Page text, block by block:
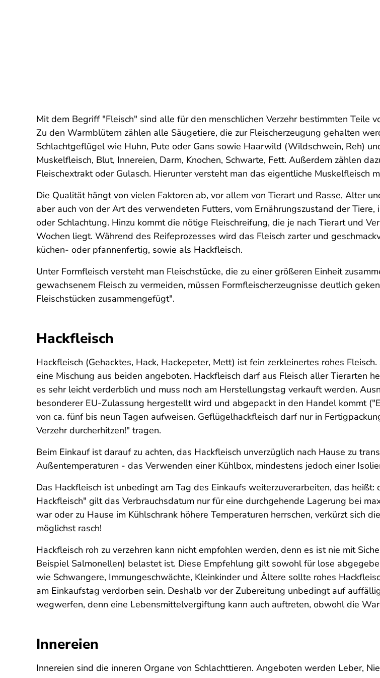
Mit dem Begriff "Fleisch" sind alle für den menschlichen Verzehr bestimmten Teile
Zu den Warmblütern zählen alle Säugetiere, die zur Fleischerzeugung gehalten
Schlachtgeflügel wie Huhn, Pute oder Gans sowie Haarwild (Wildschwein, Reh)
Muskelfleisch, Blut, Innereien, Darm, Knochen, Schwarte, Fett. Außerdem zählen
Fleischextrakt oder Gulasch. Hierunter versteht man das eigentliche Muskelfleisch
Die Qualität hängt von vielen Faktoren ab, vor allem von Tierart und Rasse, Alter
aber auch von der Art des verwendeten Futters, vom Ernährungszustand der
oder Schlachtung. Hinzu kommt die nötige Fleischreifung, die je nach Tierart und
Wochen liegt. Während des Reifeprozesses wird das Fleisch zarter und
küchen- oder pfannenfertig, sowie als Hackfleisch.
Unter Formfleisch versteht man Fleischstücke, die zu einer größeren Einheit
gewachsenem Fleisch zu vermeiden, müssen Formfleischerzeugnisse deutlich
Fleischstücken zusammengefügt".
Hackfleisch
Hackfleisch (Gehacktes, Hack, Hackepeter, Mett) ist fein zerkleinertes rohes
eine Mischung aus beiden angeboten. Hackfleisch darf aus Fleisch aller Tierarten
es sehr leicht verderblich und muss noch am Herstellungstag verkauft werden.
besonderer EU-Zulassung hergestellt wird und abgepackt in den Handel kommt
von ca. fünf bis neun Tagen aufweisen. Geflügelhackfleisch darf nur in
Verzehr durcherhitzen!" tragen.
Beim Einkauf ist darauf zu achten, das Hackfleisch unverzüglich nach Hause zu
Außentemperaturen - das Verwenden einer Kühlbox, mindestens jedoch einer
Das Hackfleisch ist unbedingt am Tag des Einkaufs weiterzuverarbeiten, das
Hackfleisch" gilt das Verbrauchsdatum nur für eine durchgehende Lagerung bei
war oder zu Hause im Kühlschrank höhere Temperaturen herrschen, verkürzt sich
möglichst rasch!
Hackfleisch roh zu verzehren kann nicht empfohlen werden, denn es ist nie mit
Beispiel Salmonellen) belastet ist. Diese Empfehlung gilt sowohl für lose
wie Schwangere, Immungeschwächte, Kleinkinder und Ältere sollte rohes
am Einkaufstag verdorben sein. Deshalb vor der Zubereitung unbedingt auf
wegwerfen, denn eine Lebensmittelvergiftung kann auch auftreten, obwohl die
Innereien
Innereien sind die inneren Organe von Schlachttieren. Angeboten werden Leber,